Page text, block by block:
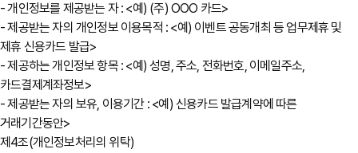
- 개인정보를 제공받는 자 : <예) (주) OOO 카드>
- 제공받는 자의 개인정보 이용목적 : <예) 이벤트 공동개최 등 업무제휴 및
제휴 신용카드 발급>
- 제공하는 개인정보 항목 : <예) 성명, 주소, 전화번호, 이메일주소,
카드결제계좌정보>
- 제공받는 자의 보유, 이용기간 : <예) 신용카드 발급계약에 따른
거래기간동안>
제4조(개인정보처리의 위탁)